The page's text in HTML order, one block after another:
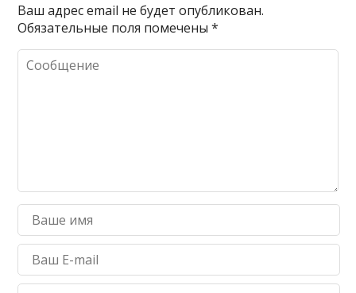
Ваш адрес email не будет опубликован.
Обязательные поля помечены*